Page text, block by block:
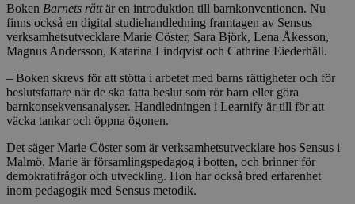
Boken Barnets rättär en introduktion till barnkonventionen. Nu
finns också en digital studiehandledning framtagen av Sensus
verksamhetsutvecklare Marie Cöster, Sara Björk, Lena Åkesson,
Magnus Andersson, Katarina Lindqvist och Cathrine Eiederhäll.
– Boken skrevs för att stötta i arbetet med barns rättigheter och för
beslutsfattare när de ska fatta beslut som rör barn eller göra
barnkonsekvensanalyser. Handledningen i Learnify är till för att
väcka tankar och öppna ögonen.
Det säger Marie Cöster som är verksamhetsutvecklare hos Sensus i
Malmö. Marie är församlingspedagog i botten, och brinner för
demokratifrågor och utveckling. Hon har också bred erfarenhet
inom pedagogik med Sensus metodik.